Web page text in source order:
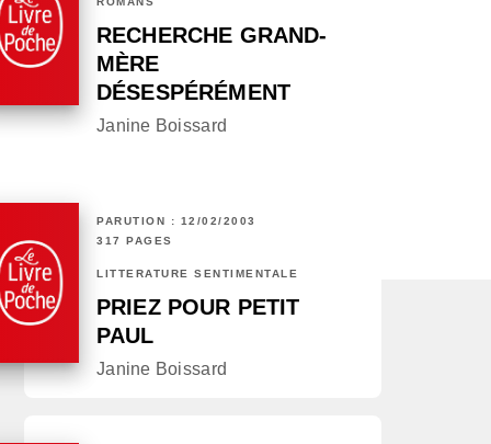
RECHERCHE GRAND-
MÈRE
DÉSESPÉRÉMENT
Janine Boissard
PARUTION : 12/02/2003
317 PAGES
LITTÉRATURE SENTIMENTALE
PRIEZ POUR PETIT
PAUL
Janine Boissard